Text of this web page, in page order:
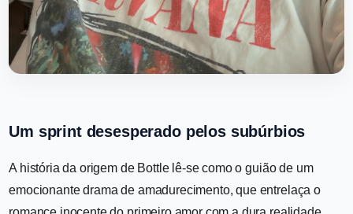
Um sprint desesperado pelos subúrbios
A história da origem de Bottle lê-se como o guião de um
emocionante drama de amadurecimento, que entrelaça o